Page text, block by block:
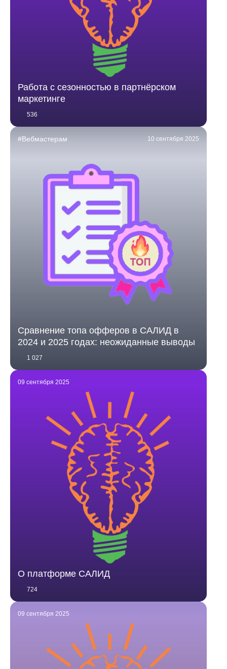
Работа с сезонностью в партнёрском
маркетинге
536
#Вебмастерам 10 сентября 2025
Сравнение топа офферов в САЛИД в
2024 и 2025 годах: неожиданные выводы
1 027
09 сентября 2025
О платформе САЛИД
724
09 сентября 2025